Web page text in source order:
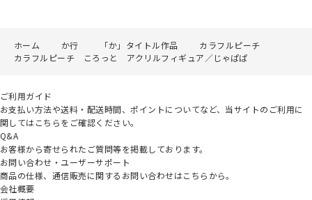
ホーム か行 「か」タイトル作品
カラフルピーチ
カラフルピーチ ころっと アクリルフィギュア／じゃぱぱ
ご利用ガイド
お支払い方法や送料・配送時間、ポイントについてなど、当サイトのご利用に
関してはこちらをご確認ください。
Q&A
お客様から寄せられたご質問等を掲載しております。
お問い合わせ・ユーザーサポート
商品の仕様、通信販売に関するお問い合わせはこちらから。
会社概要